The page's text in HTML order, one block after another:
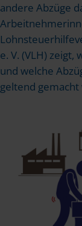
andere Abzüge
e. V. (VLH) zeigt,
und welche
geltend